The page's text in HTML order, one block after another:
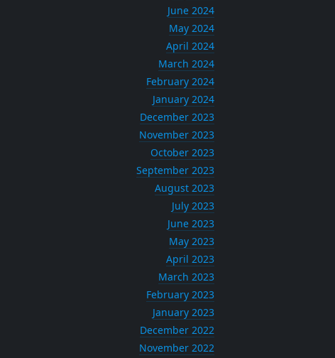
June 2024
May 2024
April 2024
March 2024
February 2024
January 2024
December 2023
November 2023
October 2023
September 2023
August 2023
July 2023
June 2023
May 2023
April 2023
March 2023
February 2023
January 2023
December 2022
November 2022